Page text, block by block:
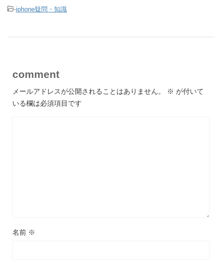
-iphone疑問・知識
comment
メールアドレスが公開されることはありません。 ※ が付いて
いる欄は必須項目です
名前 ※